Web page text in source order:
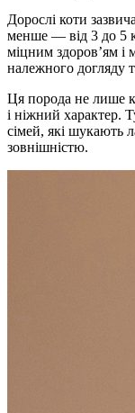
Дорослі коти
менше — від 3 до 5
міцним здоров’ям і
належного догляду
Ця порода не лише
і ніжний характер.
сімей, які шукають
зовнішністю.